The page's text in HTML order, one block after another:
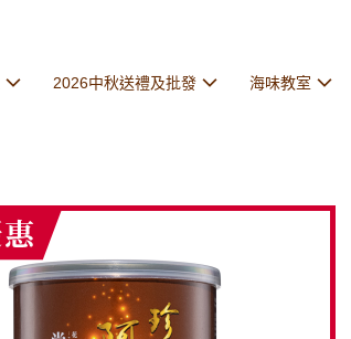
2026中秋送禮及批發 海味教室